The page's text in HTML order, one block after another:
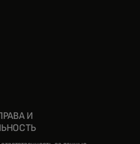
tab
in a new tab
И